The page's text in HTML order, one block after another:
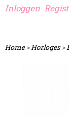
Inloggen
Home>Horloges>